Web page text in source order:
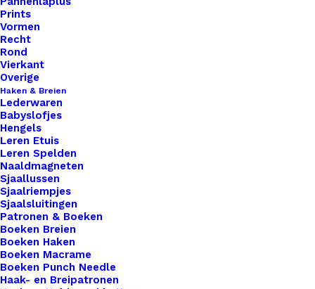
Prints
Vormen
Recht
Rond
Vierkant
Overige
Haken & Breien
Lederwaren
Babyslofjes
Hengels
Leren Etuis
Leren Spelden
Naaldmagneten
Sjaallussen
Sjaalriempjes
Sjaalsluitingen
Patronen & Boeken
Boeken Breien
Boeken Haken
Boeken Macrame
Boeken Punch Needle
Haak- en Breipatronen
€
Prijs is per stuk.
10 op voorraad
Bedels
Vlinder
Zilver
White
8x8mm
aantalToevoegen aan verlanglijst
Artikelnummer
Categorie